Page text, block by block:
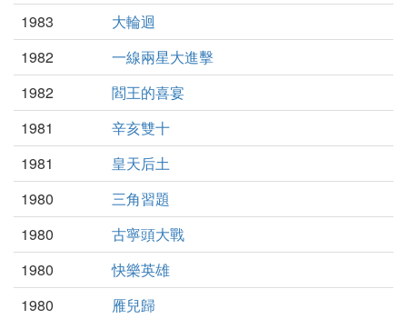
1983
大輪迴
1982
一線兩星大進擊
1982
閻王的喜宴
1981
辛亥雙十
1981
皇天后土
1980
三角習題
1980
古寧頭大戰
1980
快樂英雄
1980
雁兒歸